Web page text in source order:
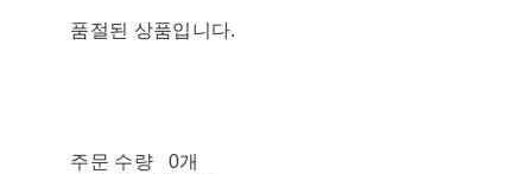
품절된 상품입니다.
주문 수량
0개